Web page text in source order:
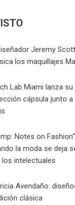
Jeremy
los maquillajes
Lab Miami lanza su
cápsula junto a
Notes on
la moda se deja
los intelectuales
Avendaño:
clásica